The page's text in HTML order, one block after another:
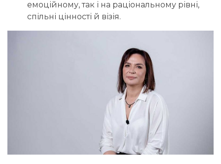
емоційному, так і на раціональному рівні,
спільні цінності й візія.